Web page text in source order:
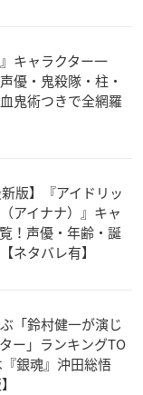
うたの☆プリンスさ
まっ♪マジLOVE100
0％
キャラクター一
優・鬼殺隊・柱・
鬼術つきで全網羅
新版】『アイドリッ
アイナナ）』キャ
！声優・年齢・誕
ネタバレ有】
「鈴村健一が演じ
ー」ランキングTO
銀魂』沖田総悟